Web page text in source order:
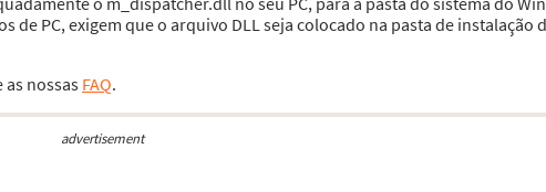
PC, exigem que o arquivo DLL seja colocado na pasta de instalação
nossas FAQ.
advertisement